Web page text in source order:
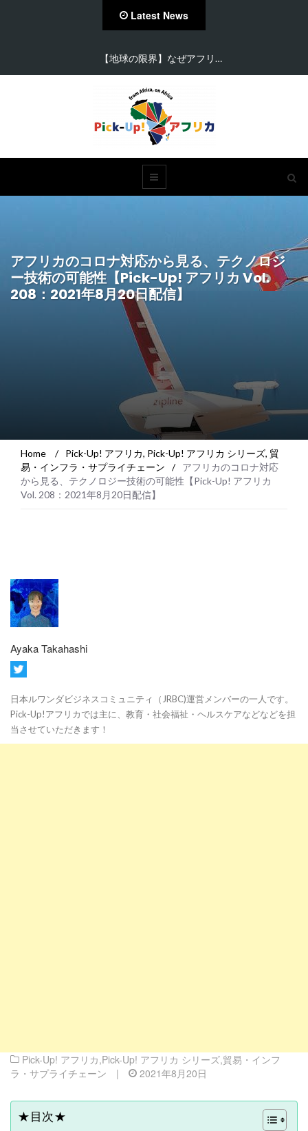
Latest News
【地球の限界】なぜアフリ…
アフリカのコロナ対応から見る、テクノロジ
ー技術の可能性【Pick-Up! アフリカ Vol.
208：2021年8月20日配信】
Home / Pick-Up! アフリカ, Pick-Up! アフリカ シリーズ, 貿
易・インフラ・サプライチェーン
/
アフリカのコロナ対応
から見る、テクノロジー技術の可能性【Pick-Up! アフリカ
Vol. 208：2021年8月20日配信】
Ayaka Takahashi
日本ルワンダビジネスコミュニティ（JRBC)運営メンバーの一人です。
Pick-Up!アフリカでは主に、教育・社会福祉・ヘルスケアなどなどを担
当させていただきます！
Pick-Up! アフリカ,Pick-Up! アフリカ シリーズ,貿易・インフ
ラ・サプライチェーン
| 2021年8月20日
★目次★